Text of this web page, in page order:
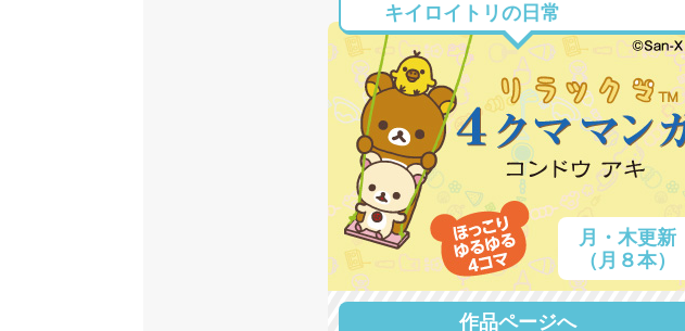
キイロイトリの日常
月・木更新
（月８本）
作品ページへ